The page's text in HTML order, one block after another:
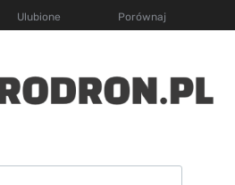
Ulubione Porównaj